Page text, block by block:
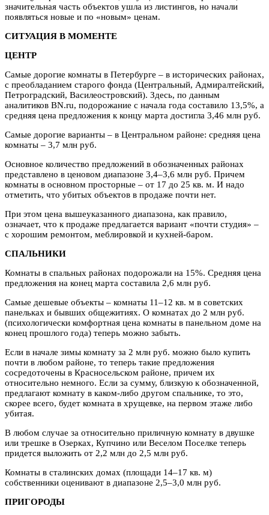
значительная часть объектов ушла из листингов, но начали
появляться новые и по «новым» ценам.
СИТУАЦИЯ В МОМЕНТЕ
ЦЕНТР
Самые дорогие комнаты в Петербурге – в исторических районах,
с преобладанием старого фонда (Центральный, Адмиралтейский,
Петроградский, Василеостровский). Здесь, по данным
аналитиков BN.ru, подорожание с начала года составило 13,5%, а
средняя цена предложения к концу марта достигла 3,46 млн руб.
Самые дорогие варианты – в Центральном районе: средняя цена
комнаты – 3,7 млн руб.
Основное количество предложений в обозначенных районах
представлено в ценовом диапазоне 3,4–3,6 млн руб. Причем
комнаты в основном просторные – от 17 до 25 кв. м. И надо
отметить, что убитых объектов в продаже почти нет.
При этом цена вышеуказанного диапазона, как правило,
означает, что к продаже предлагается вариант «почти студия» –
с хорошим ремонтом, меблировкой и кухней-баром.
СПАЛЬНИКИ
Комнаты в спальных районах подорожали на 15%. Средняя цена
предложения на конец марта составила 2,6 млн руб.
Самые дешевые объекты – комнаты 11–12 кв. м в советских
панельках и бывших общежитиях. О комнатах до 2 млн руб.
(психологически комфортная цена комнаты в панельном доме на
конец прошлого года) теперь можно забыть.
Если в начале зимы комнату за 2 млн руб. можно было купить
почти в любом районе, то теперь такие предложения
сосредоточены в Красносельском районе, причем их
относительно немного. Если за сумму, близкую к обозначенной,
предлагают комнату в каком-либо другом спальнике, то это,
скорее всего, будет комната в хрущевке, на первом этаже либо
убитая.
В любом случае за относительно приличную комнату в двушке
или трешке в Озерках, Купчино или Веселом Поселке теперь
придется выложить от 2,2 млн до 2,5 млн руб.
Комнаты в сталинских домах (площади 14–17 кв. м)
собственники оценивают в диапазоне 2,5–3,0 млн руб.
ПРИГОРОДЫ